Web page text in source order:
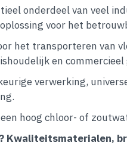
onderdeel van veel
voor het
het transporteren van
en commercieel
verwerking,
hoog chloor- of
Kwaliteitsmaterialen,